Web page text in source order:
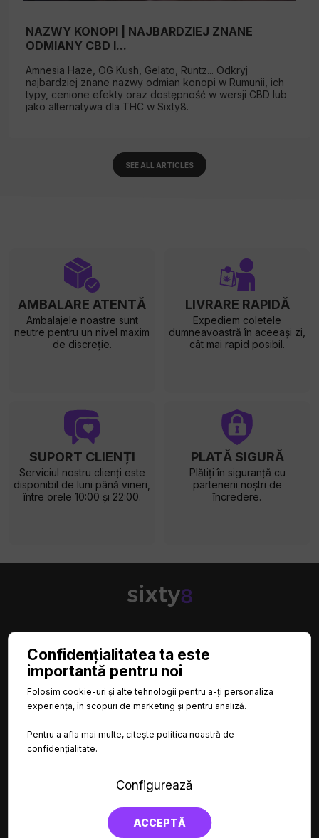
NAZWY KONOPI | NAJBARDZIEJ ZNANE
ODMIANY CBD I...
Amnesia Haze, OG Kush, Gelato, Runtz... Odkryj
najbardziej znane nazwy odmian konopi w Rumunii, ich
typy, cenione efekty oraz dostępność w wersji CBD lub
jako alternatywa dla THC w Sixty8.
SEE ALL ARTICLES
AMBALARE ATENTĂ
Ambalajele noastre sunt
neutre pentru un nivel maxim
de discreție.
LIVRARE RAPIDĂ
Expediem coletele
dumneavoastră în aceeași zi,
cât mai rapid posibil.
SUPORT CLIENȚI
Serviciul nostru clienți este
disponibil de luni până vineri,
între orele 10:00 și 22:00.
PLATĂ SIGURĂ
Plătiți în siguranță cu
partenerii noștri de
încredere.
CATEGORII
INFORMAȚII
Confidențialitatea ta este
importantă pentru noi
Folosim cookie-uri și alte tehnologii pentru a-ți personaliza
experiența, în scopuri de marketing și pentru analiză.
Pentru a afla mai multe, citește politica noastră de
confidențialitate.
Configurează
ACCEPTĂ